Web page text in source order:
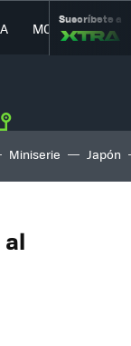
MOVILIDAD
Suscríbete a
Miniserie Japón